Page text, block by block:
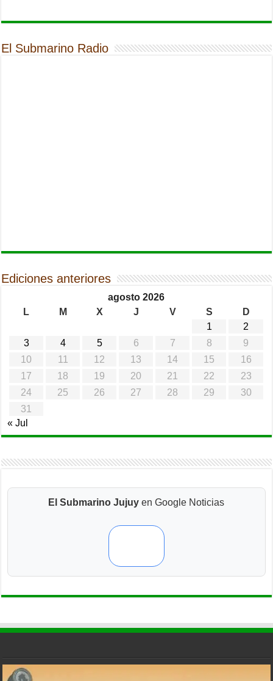
El Submarino Radio
Ediciones anteriores
agosto 2026
L
M X J V S
D
1
2
3
4 5 6 7 8
9
10
11 12 13 14 15
16
17
18 19 20 21 22
23
24
25 26 27 28 29
30
31
« Jul
El Submarino Jujuy en Google Noticias